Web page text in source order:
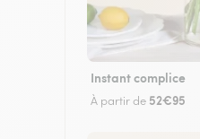
Instant complice
À partir de 52€95